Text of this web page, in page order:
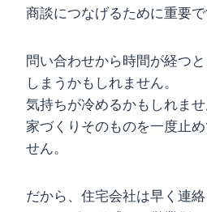
商談につなげるために重要で
問い合わせから時間が経つ
しまうかもしれません。
気持ちが冷めるかもしれませ
家づくりそのものを一度止
せん。
だから、住宅会社は早く連絡